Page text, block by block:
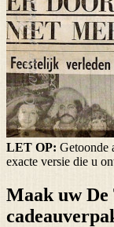
LET OP: Getoonde
exacte versie die u
Maak uw De